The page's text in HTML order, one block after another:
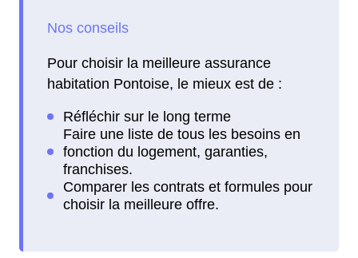
Pour choisir la meilleure assurance
habitation Pontoise, le mieux est de :